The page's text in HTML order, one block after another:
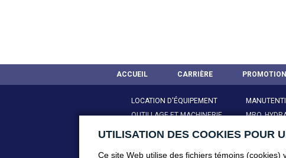
ACCUEIL CARRIÈRE
LOCATION D'ÉQUIPEMENT
OUTILLAGE ET MACHINERIE
MOTEURS ÉLECTRIQUES
MRO,
POMPES &
UTILISATION DES COOKIES POUR
Ce site Web utilise des fichiers témoins